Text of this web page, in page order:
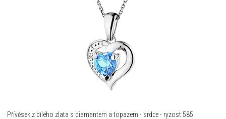
Přívěsek z bílého zlata s diamantem a topazem - srdce - ryzost 585